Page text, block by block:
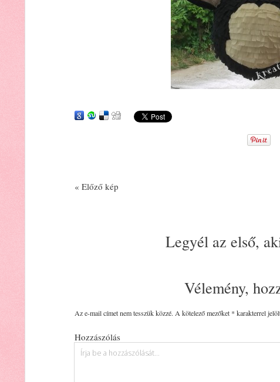
« Előző kép
Legyél az első,
Vélemény,
Az e-mail címet nem tesszük közzé. A kötelező mezőket * karakterrel
Hozzászólás